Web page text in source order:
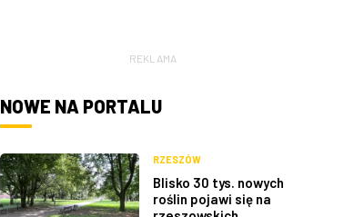
REKLAMA
NOWE NA PORTALU
RZESZÓW
Blisko 30 tys. nowych
roślin pojawi się na